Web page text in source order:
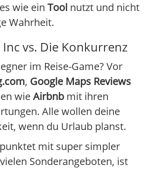
wie ein Tool nutzt und nicht
Wahrheit.
vs. Die Konkurrenz
im Reise-Game? Vor
, Google Maps Reviews
wieAirbnb mit ihren
Alle wollen deine
wenn du Urlaub planst.
punktet mit super simpler
Sonderangeboten, ist